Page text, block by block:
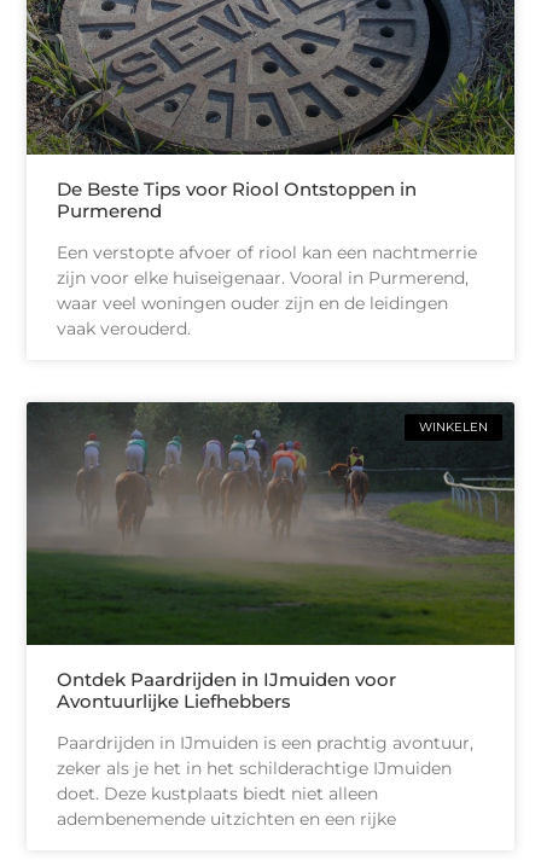
De Beste Tips voor Riool Ontstoppen in
Purmerend
Een verstopte afvoer of riool kan een nachtmerrie
zijn voor elke huiseigenaar. Vooral in Purmerend,
waar veel woningen ouder zijn en de leidingen
vaak verouderd.
WINKELEN
Ontdek Paardrijden in IJmuiden voor
Avontuurlijke Liefhebbers
Paardrijden in IJmuiden is een prachtig avontuur,
zeker als je het in het schilderachtige IJmuiden
doet. Deze kustplaats biedt niet alleen
adembenemende uitzichten en een rijke